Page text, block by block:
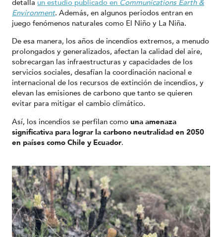
detalla un estudio publicado en Communications Earth &
Environment. Además, en algunos periodos entran en
juego fenómenos naturales como El Niño y La Niña.
De esa manera, los años de incendios extremos, a menudo
prolongados y generalizados, afectan la calidad del aire,
sobrecargan las infraestructuras y capacidades de los
servicios sociales, desafían la coordinación nacional e
internacional de los recursos de extinción de incendios, y
elevan las emisiones de carbono que tanto se quieren
evitar para mitigar el cambio climático.
Así, los incendios se perfilan como una amenaza
significativa para lograr la carbono neutralidad en 2050
en países como Chile y Ecuador.